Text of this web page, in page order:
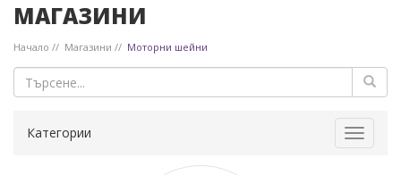
МАГАЗИНИ
Начало Магазини Моторни шейни
Toggle
Категории